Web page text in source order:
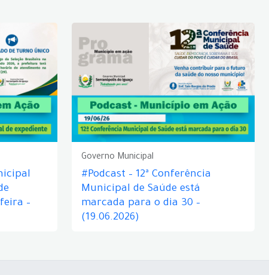
–
Governo Municipal
#Podcast – 12ª Conferência
Municipal de Saúde está
marcada para o dia 30 –
(19.06.2026)